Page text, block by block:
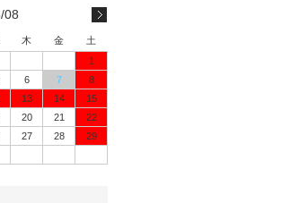
08
木 金
土
1
6 7
8
13 14
15
20 21
22
27 28
29